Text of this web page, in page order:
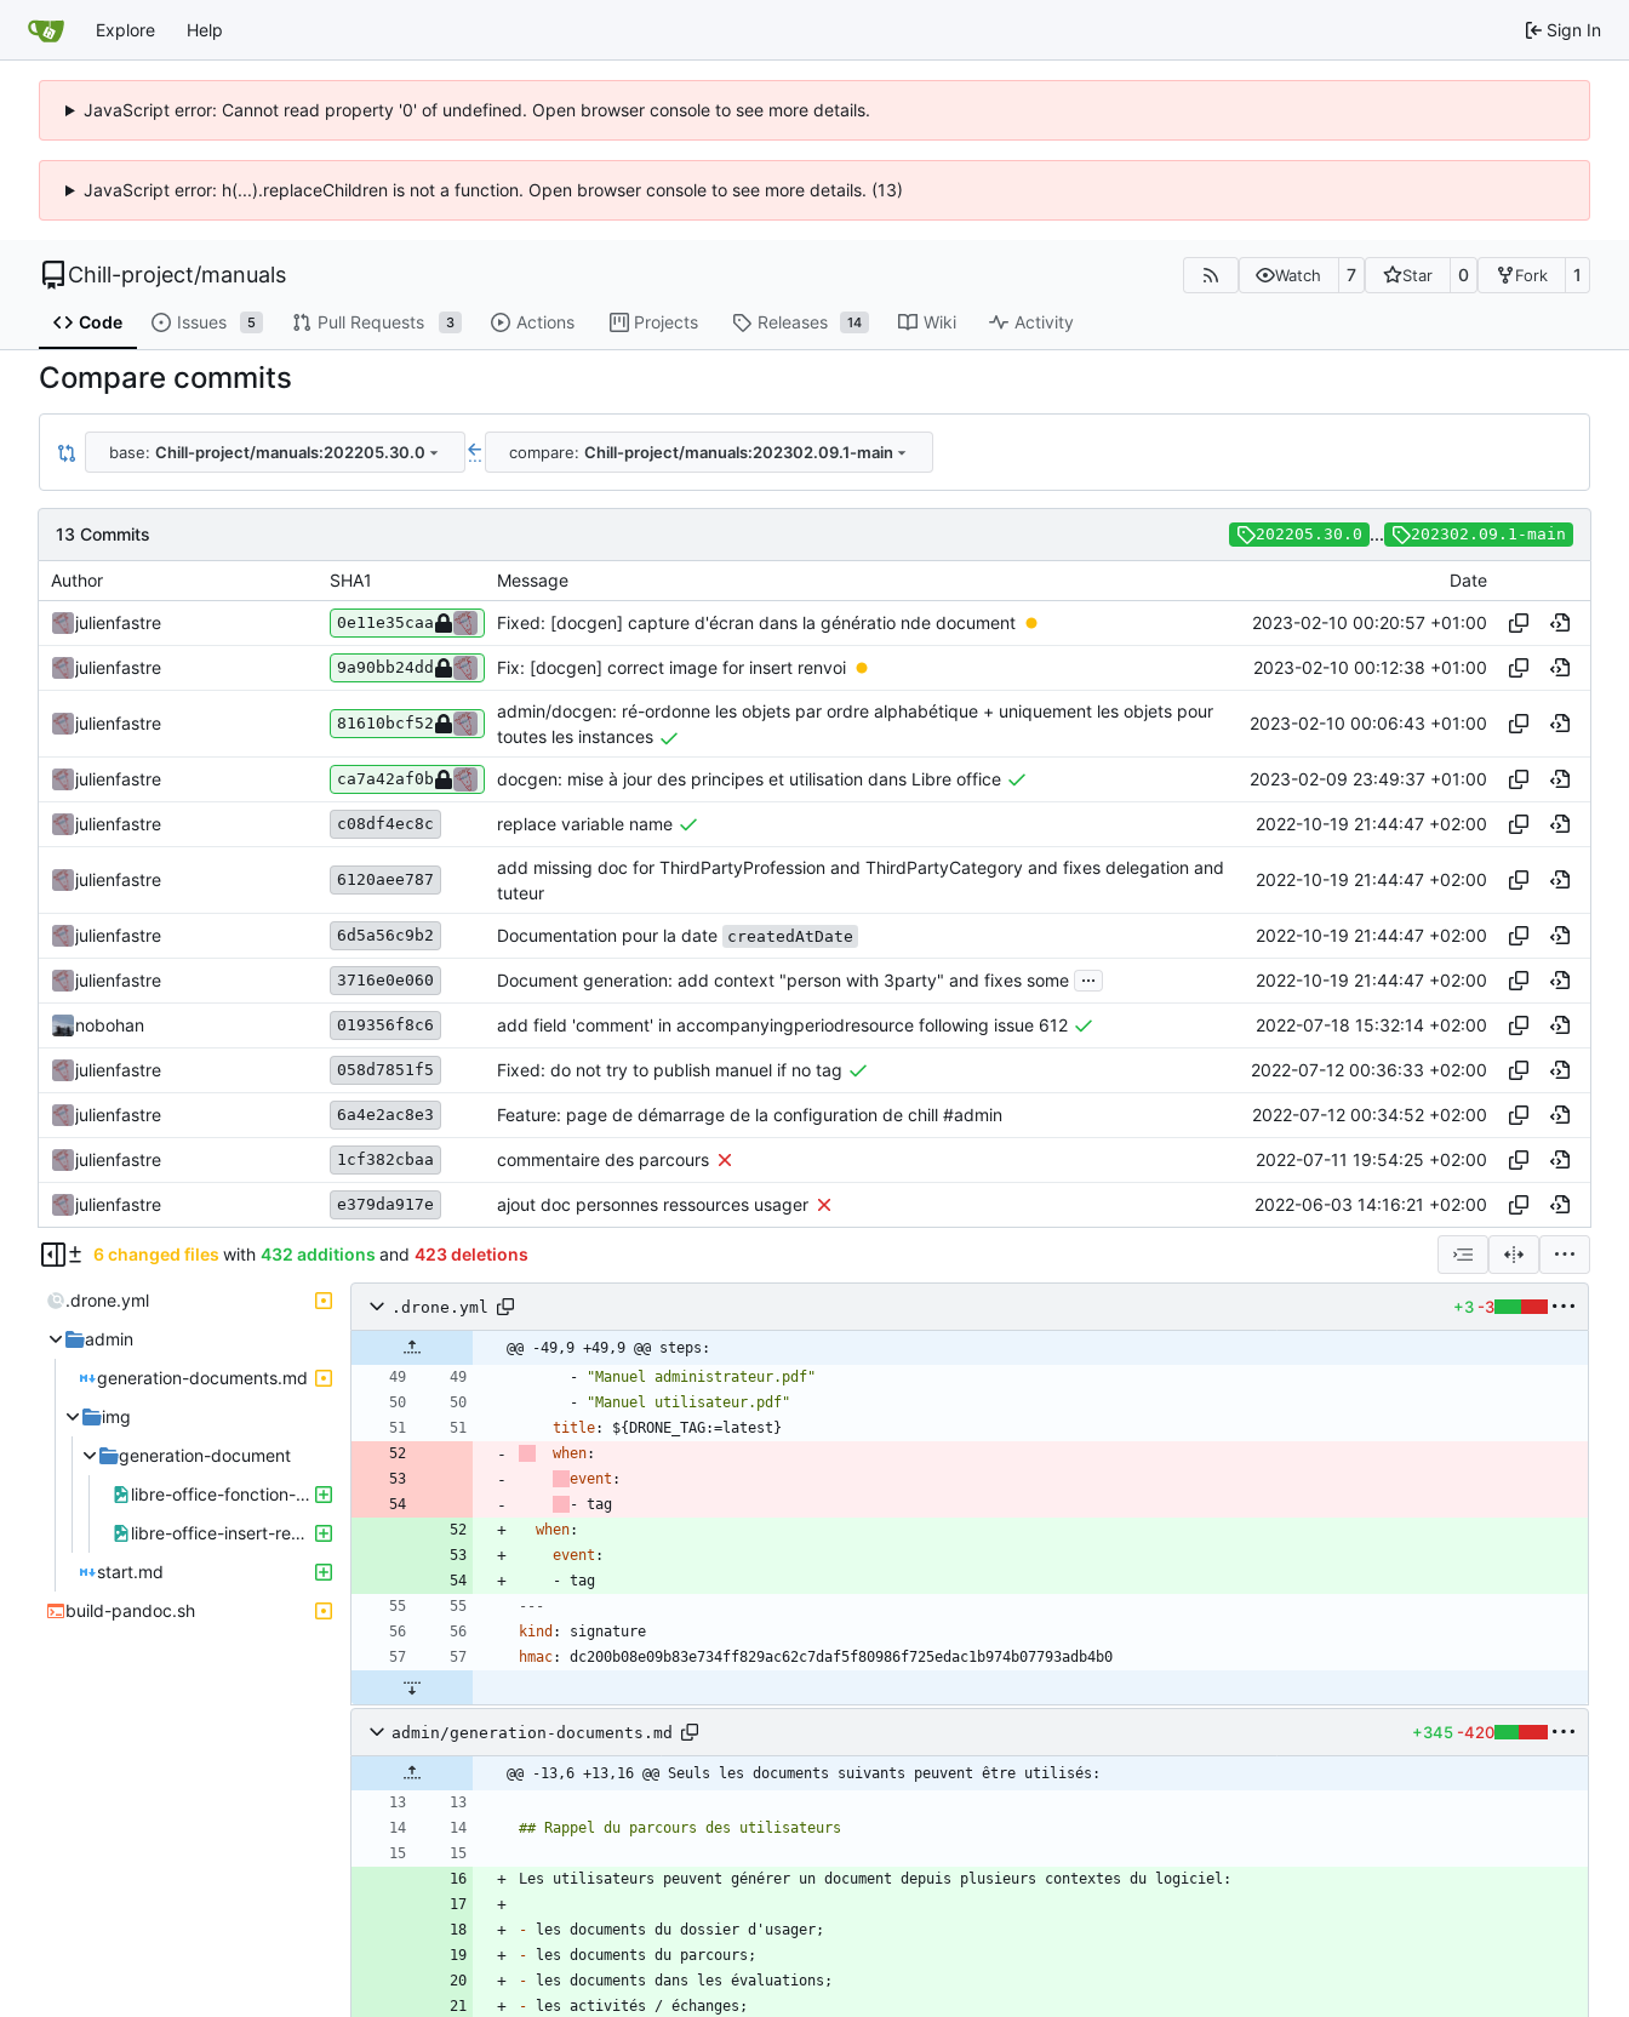
Explore Help Sign In
JavaScript error: Cannot read property '0' of undefined. Open browser console to see more details.
JavaScript error: h(...).replaceChildren is not a function. Open browser console to see more details. (13)
Chill-project/manuals Watch 7 Star 0 Fork 1
Code Issues 5 Pull Requests 3 Actions Projects Releases 14 Wiki Activity
Compare commits
base: Chill-project/manuals:202205.30.0 ... compare: Chill-project/manuals:202302.09.1-main
13 Commits 202205.30.0 ... 202302.09.1-main
Author SHA1 Message Date
julienfastre 0e11e35caa Fixed: [docgen] capture d'écran dans la génératio nde document 2023-02-10 00:20:57 +01:00
julienfastre 9a90bb24dd Fix: [docgen] correct image for insert renvoi 2023-02-10 00:12:38 +01:00
julienfastre 81610bcf52
admin/docgen: ré-ordonne les objets par ordre alphabétique + uniquement les objets pour
toutes les instances
2023-02-10 00:06:43 +01:00
julienfastre ca7a42af0b docgen: mise à jour des principes et utilisation dans Libre office 2023-02-09 23:49:37 +01:00
julienfastre c08df4ec8c replace variable name 2022-10-19 21:44:47 +02:00
julienfastre 6120aee787
add missing doc for ThirdPartyProfession and ThirdPartyCategory and fixes delegation and
tuteur
2022-10-19 21:44:47 +02:00
julienfastre 6d5a56c9b2 Documentation pour la date createdAtDate 2022-10-19 21:44:47 +02:00
julienfastre 3716e0e060 Document generation: add context "person with 3party" and fixes some ... 2022-10-19 21:44:47 +02:00
nobohan 019356f8c6 add field 'comment' in accompanyingperiodresource following issue 612 2022-07-18 15:32:14 +02:00
julienfastre 058d7851f5 Fixed: do not try to publish manuel if no tag 2022-07-12 00:36:33 +02:00
julienfastre 6a4e2ac8e3 Feature: page de démarrage de la configuration de chill #admin 2022-07-12 00:34:52 +02:00
julienfastre 1cf382cbaa commentaire des parcours 2022-07-11 19:54:25 +02:00
julienfastre e379da917e ajout doc personnes ressources usager 2022-06-03 14:16:21 +02:00
6 changed files with 432 additions and 423 deletions
.drone.yml
admin
generation-documents.md
img
generation-document
libre-office-fonction-substituant.png
libre-office-insert-renvoi.png
start.md
build-pandoc.sh
.drone.yml +3 -3
@@ -49,9 +49,9 @@ steps:
-
"Manuel administrateur.pdf"
-
"Manuel utilisateur.pdf"
title:
${DRONE_TAG:=latest}
when:
event :
- tag
when:
event :
- tag
---
kind :
signature
hmac: dc200b08e09b83e734ff829ac62c7daf5f80986f725edac1b974b07793adb4b0
admin/generation-documents.md +345 -420
@@ -13,6 +13,16 @@ Seuls les documents suivants peuvent être utilisés:
-
-
-
-